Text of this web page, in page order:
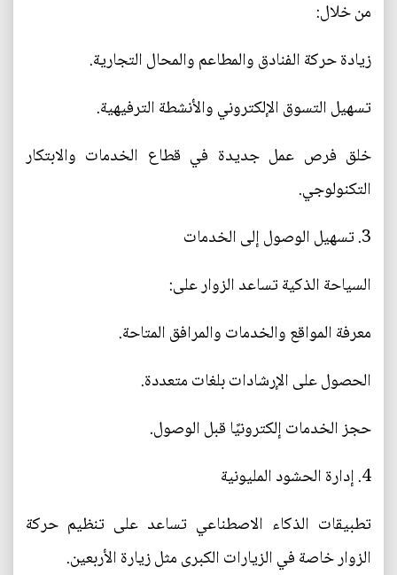
من خلال:
زيادة حركة الفنادق والمطاعم والمحال التجارية.
تسهيل التسوق الإلكتروني والأنشطة الترفيهية.
خلق فرص عمل جديدة في قطاع الخدمات والابتكار
التكنولوجي.
3. تسهيل الوصول إلى الخدمات
السياحة الذكية تساعد الزوار على:
معرفة المواقع والخدمات والمرافق المتاحة.
الحصول على الإرشادات بلغات متعددة.
حجز الخدمات إلكترونيًا قبل الوصول.
4. إدارة الحشود المليونية
تطبيقات الذكاء الاصطناعي تساعد على تنظيم حركة
الزوار خاصة في الزيارات الكبرى مثل زيارة الأربعين.